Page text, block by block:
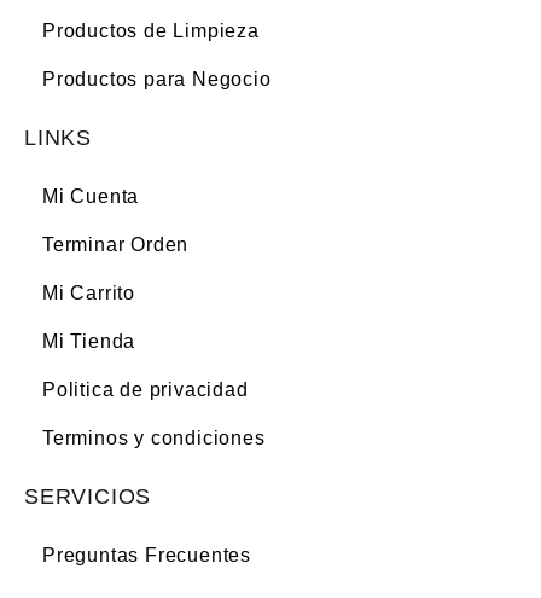
Productos de Limpieza
Productos para Negocio
LINKS
Mi Cuenta
Terminar Orden
Mi Carrito
Mi Tienda
Politica de privacidad
Terminos y condiciones
SERVICIOS
Preguntas Frecuentes